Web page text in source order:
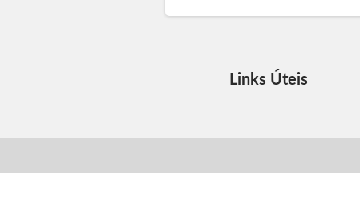
Links Úteis